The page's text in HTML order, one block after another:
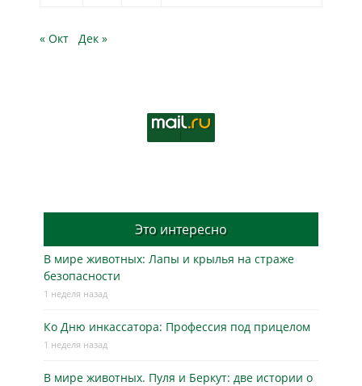
« Окт Дек »
Это интересно
В мире животных: Лапы и крылья на страже
безопасности
1 неделя назад
Ко Дню инкассатора: Профессия под прицелом
1 неделя назад
В мире животных. Пуля и Беркут: две истории о